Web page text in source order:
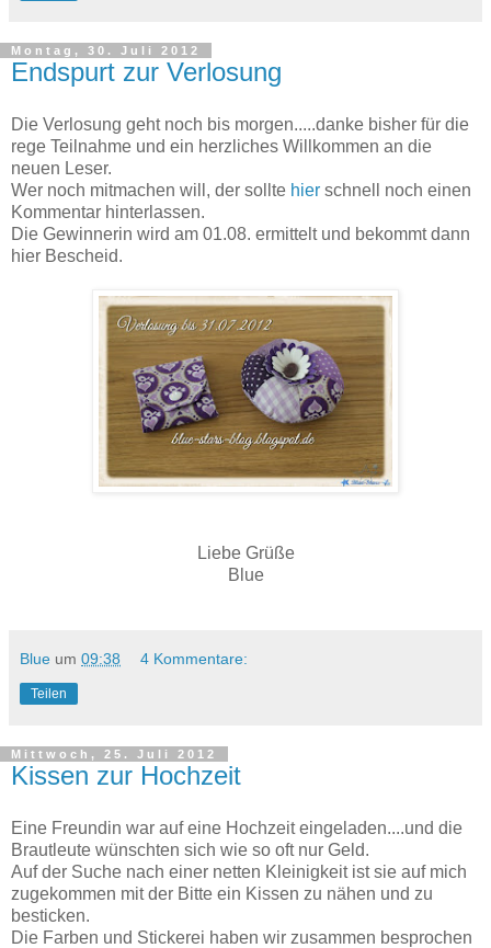
Montag, 30. Juli 2012
Endspurt zur Verlosung
Die Verlosung geht noch bis morgen.....danke bisher für die
rege Teilnahme und ein herzliches Willkommen an die
neuen Leser.
Wer noch mitmachen will, der sollte hier schnell noch einen
Kommentar hinterlassen.
Die Gewinnerin wird am 01.08. ermittelt und bekommt dann
hier Bescheid.
Liebe Grüße
Blue
Blue um 09:38 4 Kommentare:
Teilen
Mittwoch, 25. Juli 2012
Kissen zur Hochzeit
Eine Freundin war auf eine Hochzeit eingeladen....und die
Brautleute wünschten sich wie so oft nur Geld.
Auf der Suche nach einer netten Kleinigkeit ist sie auf mich
zugekommen mit der Bitte ein Kissen zu nähen und zu
besticken.
Die Farben und Stickerei haben wir zusammen besprochen